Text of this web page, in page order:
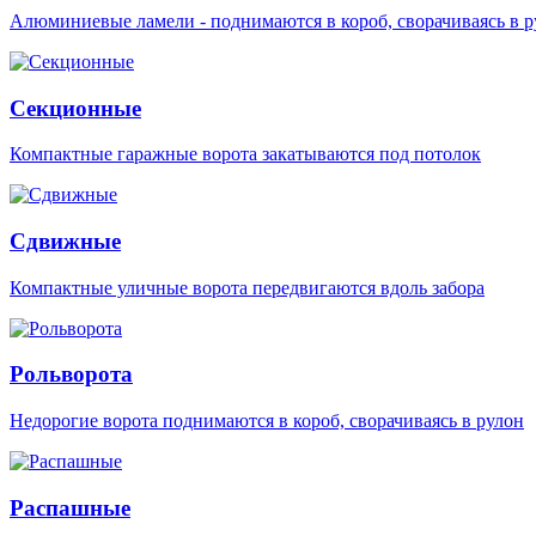
Алюминиевые ламели - поднимаются в короб, сворачиваясь в
Секционные
Компактные гаражные ворота закатываются под потолок
Сдвижные
Компактные уличные ворота передвигаются вдоль забора
Рольворота
Недорогие ворота поднимаются в короб, сворачиваясь в рулон
Распашные